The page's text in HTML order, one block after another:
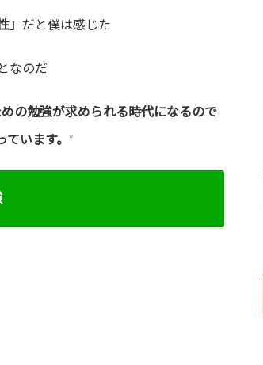
」 だと僕は感じた
なのだ
の勉強が求められる時代になるので
います。 ”